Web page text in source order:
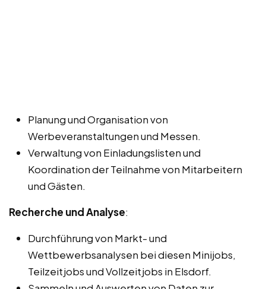
Planung und Organisation von
Werbeveranstaltungen und Messen.
Verwaltung von Einladungslisten und
Koordination der Teilnahme von Mitarbeitern
und Gästen.
Recherche und Analyse:
Durchführung von Markt- und
Wettbewerbsanalysen bei diesen Minijobs,
Teilzeitjobs und Vollzeitjobs in Elsdorf.